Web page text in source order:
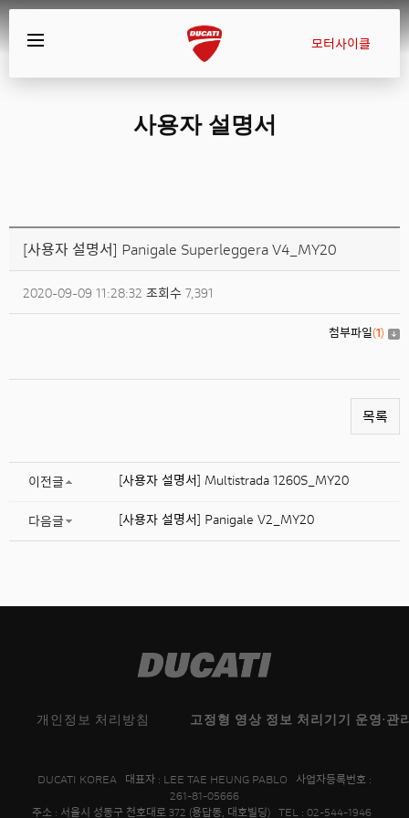
모터사이클
사용자 설명서
[사용자 설명서] Panigale Superleggera V4_MY20
2020-09-09 11:28:32 조회수 7,391
첨부파일(1)
목록
이전글 [사용자 설명서] Multistrada 1260S_MY20
다음글 [사용자 설명서] Panigale V2_MY20
개인정보 처리방침 고정형 영상 정보 처리기기 운영·관
DUCATI KOREA 대표자 : LEE TAE HEUNG PABLO 사업자등록번호 :
261-81-05666
주소 : 서울시 성동구 천호대로 372 (용답동, 대호빌딩) TEL : 02-544-1946